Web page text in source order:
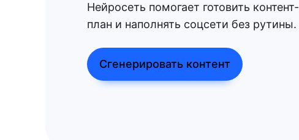
Нейросеть помогает готовить контент-
план и наполнять соцсети без рутины.
Сгенерировать контент